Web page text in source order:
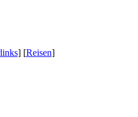
] [Reisen]